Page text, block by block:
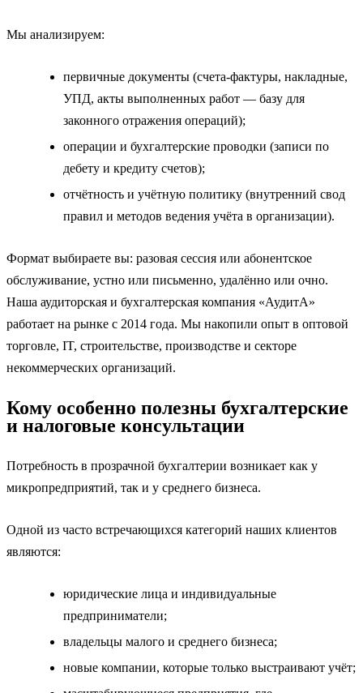
Мы анализируем:
первичные документы (счета-фактуры, накладные,
УПД, акты выполненных работ — базу для
законного отражения операций);
операции и бухгалтерские проводки (записи по
дебету и кредиту счетов);
отчётность и учётную политику (внутренний свод
правил и методов ведения учёта в организации).
Формат выбираете вы: разовая сессия или абонентское
обслуживание, устно или письменно, удалённо или очно.
Наша аудиторская и бухгалтерская компания «АудитА»
работает на рынке с 2014 года. Мы накопили опыт в оптовой
торговле, IT, строительстве, производстве и секторе
некоммерческих организаций.
Кому особенно полезны бухгалтерские
и налоговые консультации
Потребность в прозрачной бухгалтерии возникает как у
микропредприятий, так и у среднего бизнеса.
Одной из часто встречающихся категорий наших клиентов
являются:
юридические лица и индивидуальные
предприниматели;
владельцы малого и среднего бизнеса;
новые компании, которые только выстраивают учёт;